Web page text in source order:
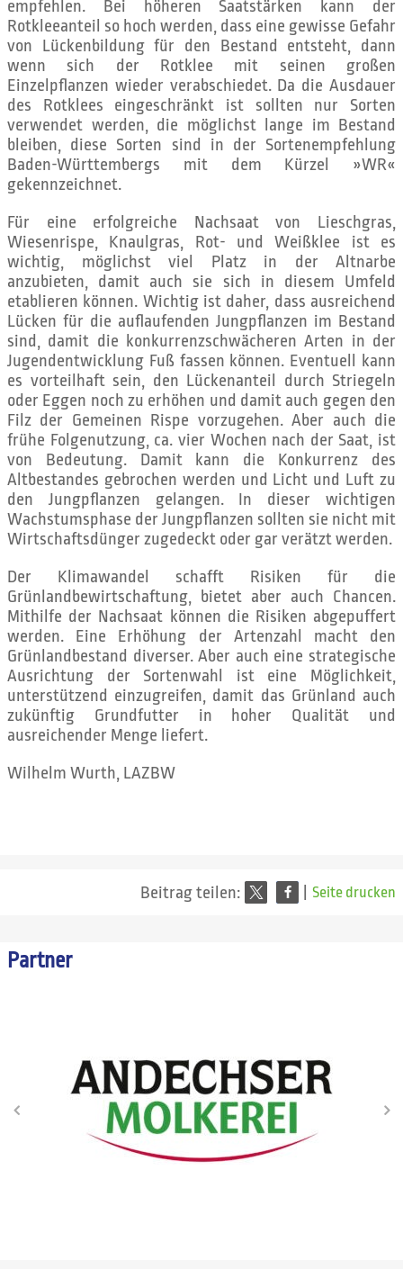
empfehlen. Bei höheren Saatstärken kann der
Rotkleeanteil so hoch werden, dass eine gewisse Gefahr
von Lückenbildung für den Bestand entsteht, dann
wenn sich der Rotklee mit seinen großen
Einzelpflanzen wieder verabschiedet. Da die Ausdauer
des Rotklees eingeschränkt ist sollten nur Sorten
verwendet werden, die möglichst lange im Bestand
bleiben, diese Sorten sind in der Sortenempfehlung
Baden-Württembergs mit dem Kürzel »WR«
gekennzeichnet.
Für eine erfolgreiche Nachsaat von Lieschgras,
Wiesenrispe, Knaulgras, Rot- und Weißklee ist es
wichtig, möglichst viel Platz in der Altnarbe
anzubieten, damit auch sie sich in diesem Umfeld
etablieren können. Wichtig ist daher, dass ausreichend
Lücken für die auflaufenden Jungpflanzen im Bestand
sind, damit die konkurrenzschwächeren Arten in der
Jugendentwicklung Fuß fassen können. Eventuell kann
es vorteilhaft sein, den Lückenanteil durch Striegeln
oder Eggen noch zu erhöhen und damit auch gegen den
Filz der Gemeinen Rispe vorzugehen. Aber auch die
frühe Folgenutzung, ca. vier Wochen nach der Saat, ist
von Bedeutung. Damit kann die Konkurrenz des
Altbestandes gebrochen werden und Licht und Luft zu
den Jungpflanzen gelangen. In dieser wichtigen
Wachstumsphase der Jungpflanzen sollten sie nicht mit
Wirtschaftsdünger zugedeckt oder gar verätzt werden.
Der Klimawandel schafft Risiken für die
Grünlandbewirtschaftung, bietet aber auch Chancen.
Mithilfe der Nachsaat können die Risiken abgepuffert
werden. Eine Erhöhung der Artenzahl macht den
Grünlandbestand diverser. Aber auch eine strategische
Ausrichtung der Sortenwahl ist eine Möglichkeit,
unterstützend einzugreifen, damit das Grünland auch
zukünftig Grundfutter in hoher Qualität und
ausreichender Menge liefert.
Wilhelm Wurth, LAZBW
Beitrag teilen: Seite drucken
Partner